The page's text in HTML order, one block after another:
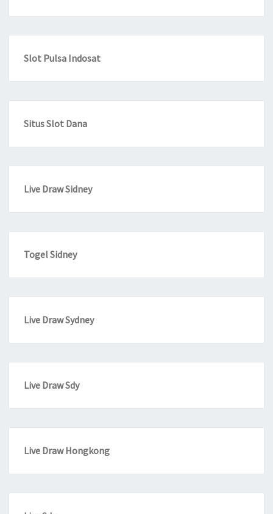
Slot Pulsa Indosat
Situs Slot Dana
Live Draw Sidney
Togel Sidney
Live Draw Sydney
Live Draw Sdy
Live Draw Hongkong